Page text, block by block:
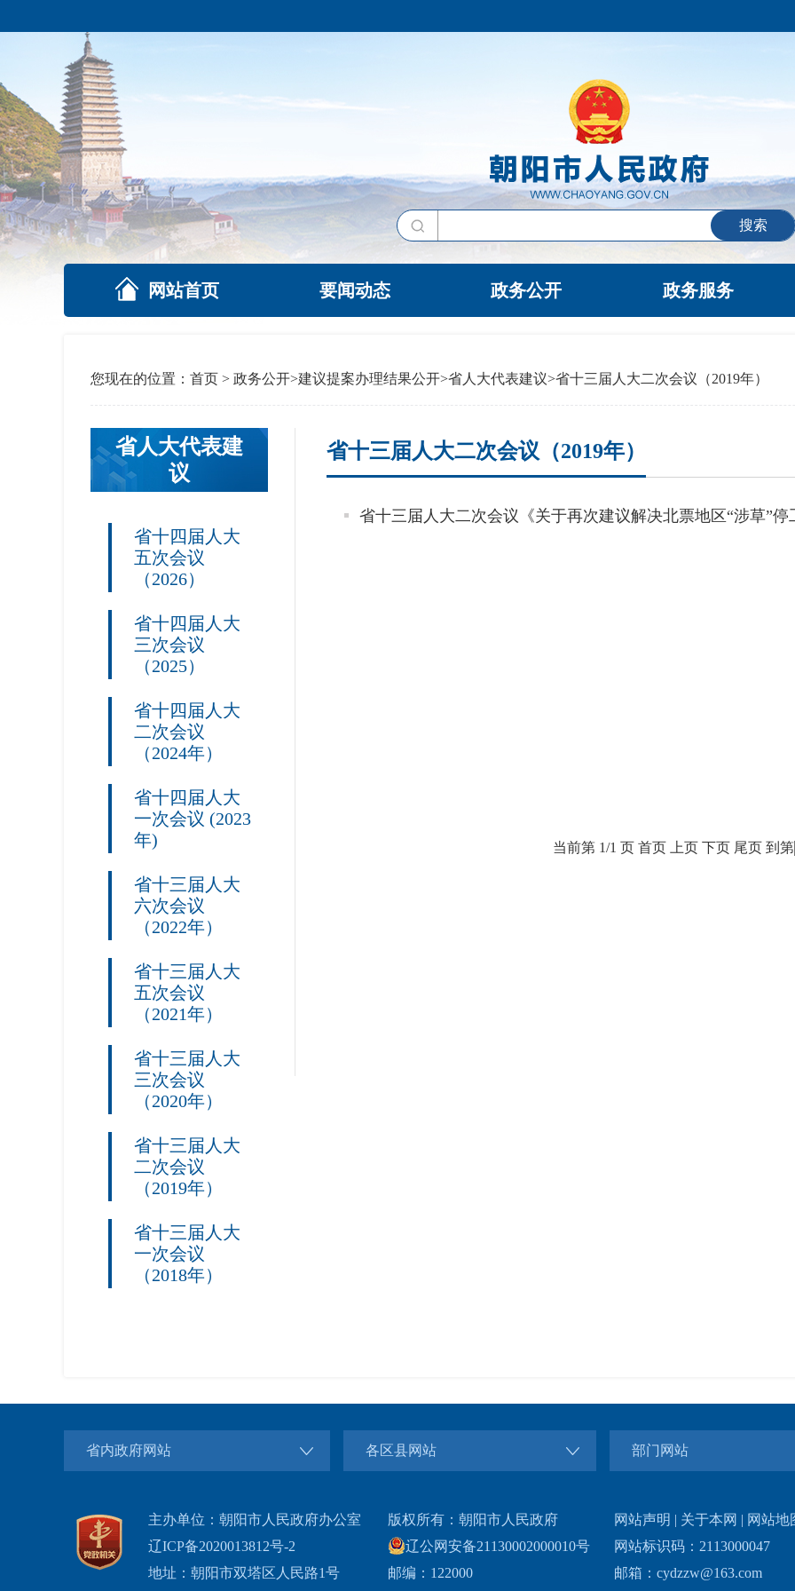
搜索
网站首页 要闻动态 政务公开 政务服务
您现在的位置： 首页 > 政务公开>建议提案办理结果公开>省人大代表建议>省十三届人大二次会议（2019年）
省人大代表建
议
省十四届人大
五次会议
（2026）
省十四届人大
三次会议
（2025）
省十四届人大
二次会议
（2024年）
省十四届人大
一次会议 (2023
年)
省十三届人大
六次会议
（2022年）
省十三届人大
五次会议
（2021年）
省十三届人大
三次会议
（2020年）
省十三届人大
二次会议
（2019年）
省十三届人大
一次会议
（2018年）
省十三届人大二次会议（2019年）
当前第 1/1 页 首页 上页 下页 尾页 到第
省内政府网站 各区县网站 部门网站
主办单位：朝阳市人民政府办公室
辽ICP备2020013812号-2
地址：朝阳市双塔区人民路1号
版权所有：朝阳市人民政府
辽公网安备21130002000010号
邮编：122000
网站声明 | 关于本网 | 网站地
网站标识码：2113000047
邮箱：cydzzw@163.com